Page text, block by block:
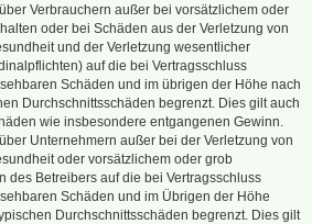
Verbrauchern außer bei vorsätzlichem oder
oder bei Schäden aus der Verletzung von
und der Verletzung wesentlicher
auf die bei Vertragsschluss
Schäden und im übrigen der Höhe nach
Durchschnittsschäden begrenzt. Dies gilt auch
wie insbesondere entgangenen Gewinn.
Unternehmern außer bei der Verletzung von
oder vorsätzlichem oder grob
des Betreibers auf die bei Vertragsschluss
Schäden und im Übrigen der Höhe
Durchschnittsschäden begrenzt. Dies gilt